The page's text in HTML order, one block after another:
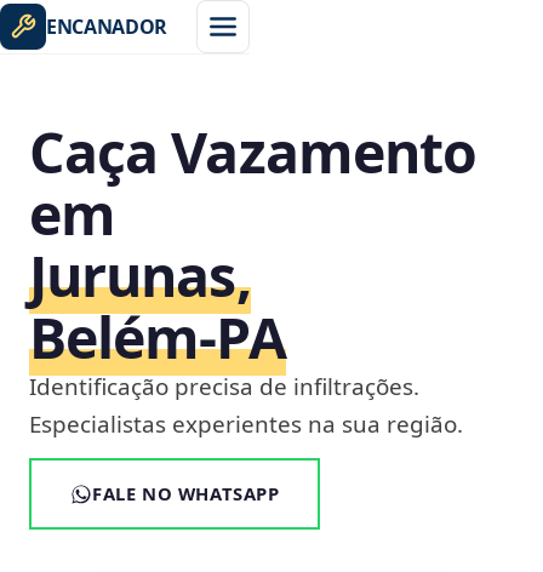
ENCANADOR
Caça Vazamento
em
Jurunas,
Belém‑PA
Identificação precisa de infiltrações.
Especialistas experientes na sua região.
FALE NO WHATSAPP